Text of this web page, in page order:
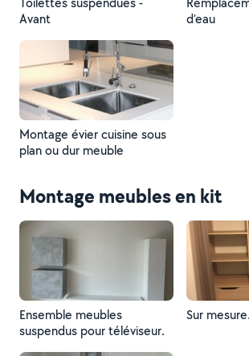
Avant
d’eau
Montage évier cuisine sous
plan ou dur meuble
Montage meubles en kit
Ensemble meubles
suspendus pour téléviseur.
Sur mesure.